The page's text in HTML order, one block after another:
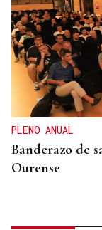
PLENO ANUAL
Banderazo de
Ourense